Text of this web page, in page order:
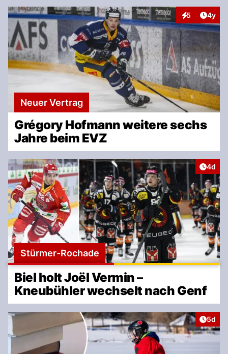
5
Interaktionen
4y
Neuer Vertrag
Grégory Hofmann weitere sechs
Jahre beim EVZ
4d
Stürmer-Rochade
Biel holt Joël Vermin –
Kneubühler wechselt nach Genf
5d